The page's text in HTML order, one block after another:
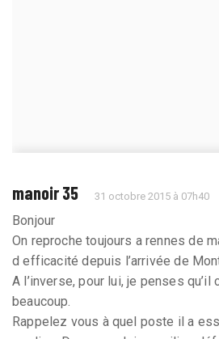
manoir 35 31 octobre 2015 à 07h40
Bonjour
On reproche toujours a rennes de
d efficacité depuis l’arrivée de
A l’inverse, pour lui, je penses qu’il
beaucoup.
Rappelez vous à quel poste il a